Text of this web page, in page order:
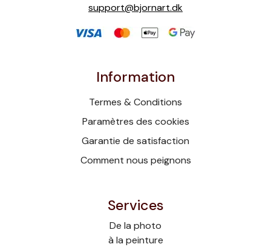
support@bjornart.dk
Information
Termes & Conditions
Paramètres des cookies
Garantie de satisfaction
Comment nous peignons
Services
De la photo
à la peinture